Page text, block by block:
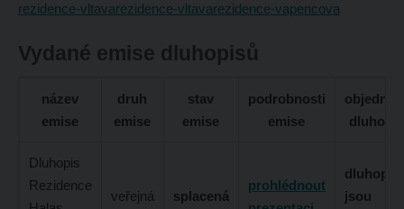
rezidence-vltavarezidence-vltavarezidence-vapencova
Vydané emise dluhopisů
název
emise
druh
emise
stav
emise
podrobnosti
emise
Dluhopis
Rezidence
veřejná splacená
prohlédnout
jsou